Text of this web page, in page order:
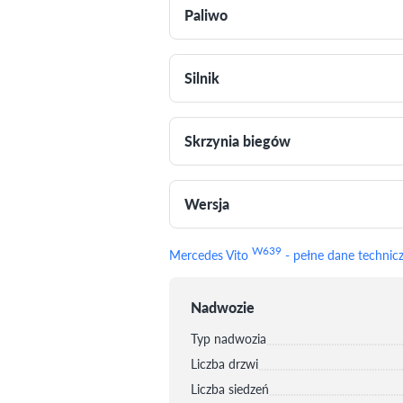
Paliwo
Silnik
Skrzynia biegów
Wersja
Mercedes Vito W639 - pełne dane
Nadwozie
Typ nadwozia
Liczba drzwi
Liczba siedzeń